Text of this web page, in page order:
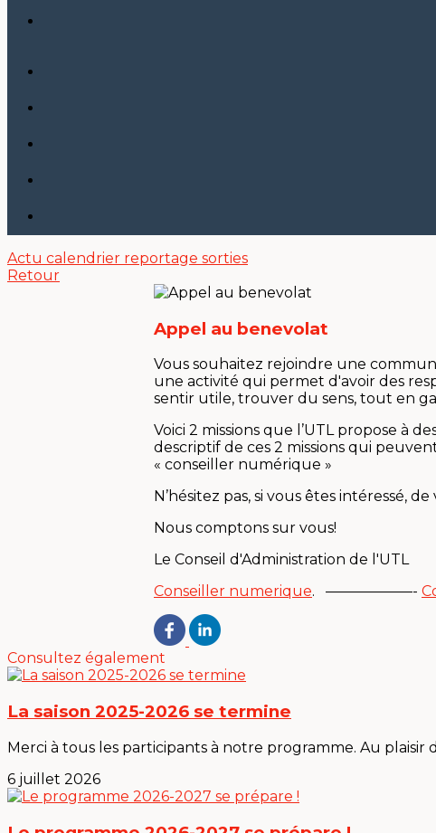
Actu calendrier reportage sorties
Retour
Appel au benevolat
Vous souhaitez rejoindre une
une activité qui permet d'avoir des
sentir utile, trouver du sens, tout en
Voici 2 missions que l’UTL propose à
descriptif de ces 2 missions qui
« conseiller numérique »
N’hésitez pas, si vous êtes intéressé,
Nous comptons sur vous!
Le Conseil d'Administration de l'UTL
Conseiller numerique. ——————-
Consultez également
La saison 2025-2026 se termine
Merci à tous les participants à notre programme. Au plaisir
6 juillet 2026